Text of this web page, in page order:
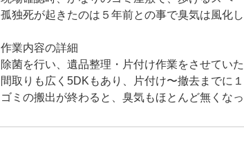
孤独死が起きたのは５年前との事で臭気は風化
作業内容の詳細
除菌を行い、遺品整理・片付け作業をさせていた
間取りも広く5DKもあり、片付け〜撤去までに
ゴミの搬出が終わると、臭気もほとんど無くな